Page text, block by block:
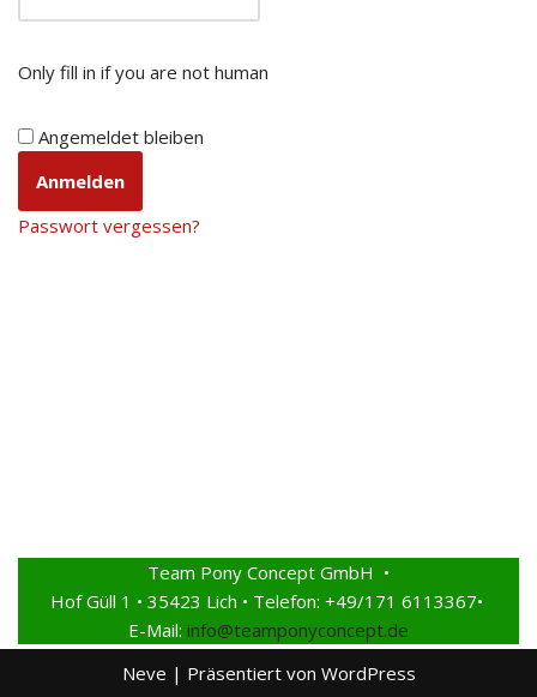
Only fill in if you are not human
Angemeldet bleiben
Passwort vergessen?
Team Pony Concept GmbH •
Hof Güll 1 • 35423 Lich • Telefon: +49/171 6113367•
E-Mail: info@teamponyconcept.de
Neve | Präsentiert von WordPress